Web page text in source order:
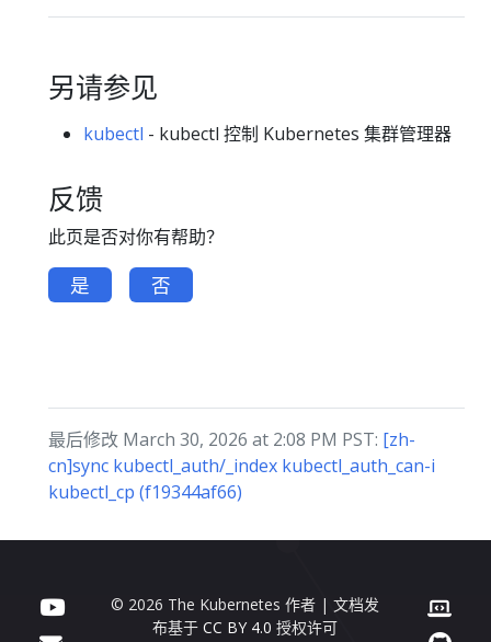
另请参见
kubectl - kubectl 控制 Kubernetes 集群管理器
反馈
此页是否对你有帮助？
是 否
最后修改 March 30, 2026 at 2:08 PM PST: [zh-
cn]sync kubectl_auth/_index kubectl_auth_can-i
kubectl_cp (f19344af66)
© 2026 The Kubernetes 作者 | 文档发
布基于CC BY 4.0 授权许可